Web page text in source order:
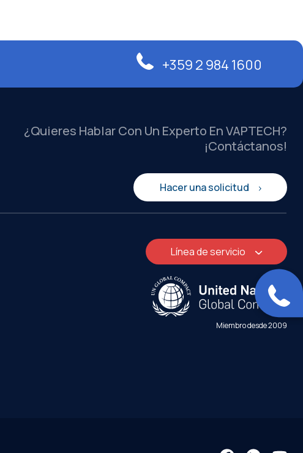
+359 2 984 1600
¿Quieres Hablar Con Un Experto En VAPTECH?
¡Contáctanos!
Hacer una solicitud
Línea de servicio
Miembro desde 2009